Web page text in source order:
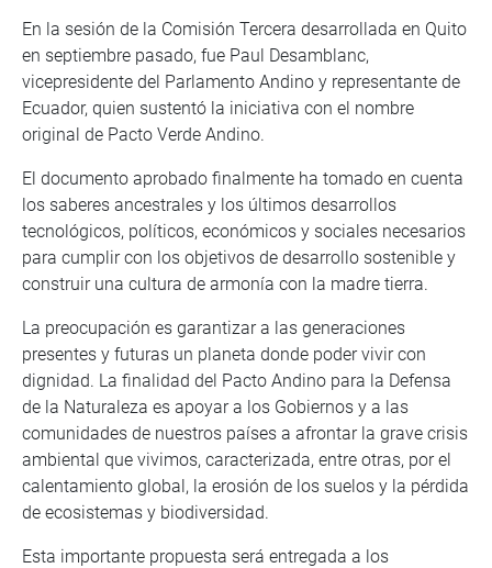
En la sesión de la Comisión Tercera desarrollada en Quito
en septiembre pasado, fue Paul Desamblanc,
vicepresidente del Parlamento Andino y representante de
Ecuador, quien sustentó la iniciativa con el nombre
original de Pacto Verde Andino.
El documento aprobado finalmente ha tomado en cuenta
los saberes ancestrales y los últimos desarrollos
tecnológicos, políticos, económicos y sociales necesarios
para cumplir con los objetivos de desarrollo sostenible y
construir una cultura de armonía con la madre tierra.
La preocupación es garantizar a las generaciones
presentes y futuras un planeta donde poder vivir con
dignidad. La finalidad del Pacto Andino para la Defensa
de la Naturaleza es apoyar a los Gobiernos y a las
comunidades de nuestros países a afrontar la grave crisis
ambiental que vivimos, caracterizada, entre otras, por el
calentamiento global, la erosión de los suelos y la pérdida
de ecosistemas y biodiversidad.
Esta importante propuesta será entregada a los